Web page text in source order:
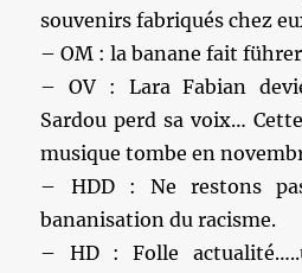
souvenirs fabriqués chez
– OM : la banane fait
– OV : Lara Fabian
Sardou perd sa voix…
musique tombe en
– HDD : Ne restons
bananisation du racisme.
– HD : Folle